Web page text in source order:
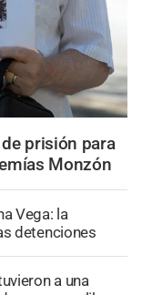
prisión para
Monzón
Vega: la
detenciones
a una